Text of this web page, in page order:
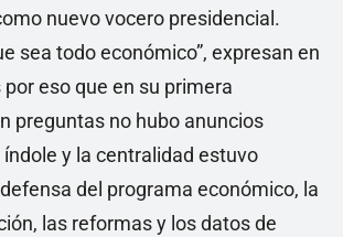
nuevo vocero presidencial.
sea todo económico”, expresan en
por eso que en su primera
preguntas no hubo anuncios
y la centralidad estuvo
del programa económico, la
las reformas y los datos de